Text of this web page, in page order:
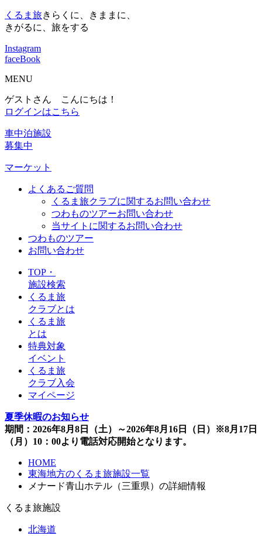
くるま旅きらくに、きままに、
きがるに、旅をする
Instagram
faceBook
MENU
ゲストさん こんにちは！
ログインはこちら
車中泊施設
募集中
マーケット
よくあるご質問
くるま旅クラブに関するお問い合わせ
つわものツアーお問い合わせ
当サイトに関するお問い合わせ
つわものツアー
お問い合わせ
TOP・
施設検索
くるま旅
クラブとは
くるま旅
とは
特典対象
イベント
くるま旅
クラブ入会
マイページ
夏季休暇のお知らせ
期間：2026年8月8日（土）～2026年8月16日（日）※8月17日
（月）10：00より電話対応開始となります。
HOME
東海地方のくるま旅施設一覧
メナード青山ホテル（三重県）の詳細情報
くるま旅施設
北海道